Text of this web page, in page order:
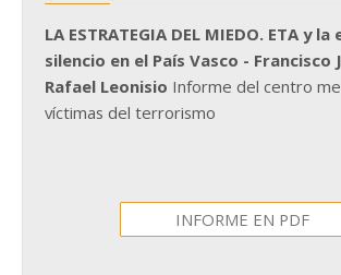
LA ESTRATEGIA DEL MIEDO. ETA y
silencio en el País Vasco - Francisco
Rafael Leonisio Informe del centro
víctimas del terrorismo
INFORME EN PDF